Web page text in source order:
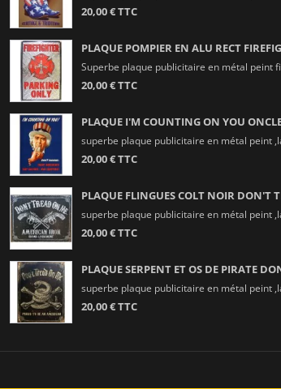
20,00 € TTC
PLAQUE POMPIER EN ALU RECT
Superbe plaque publicitaire en métal peint
20,00 € TTC
PLAQUE I'M COUNTING ON YOU
superbe plaque publicitaire en métal peint
20,00 € TTC
PLAQUE FLINGUES COLT NOIR DON'T
superbe plaque publicitaire en métal peint
20,00 € TTC
PLAQUE SERPENT ET OS DE PIRATE
superbe plaque publicitaire en métal peint
20,00 € TTC